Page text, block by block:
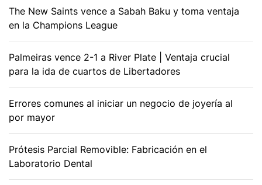
The New Saints vence a Sabah Baku y toma ventaja
en la Champions League
Palmeiras vence 2-1 a River Plate | Ventaja crucial
para la ida de cuartos de Libertadores
Errores comunes al iniciar un negocio de joyería al
por mayor
Prótesis Parcial Removible: Fabricación en el
Laboratorio Dental